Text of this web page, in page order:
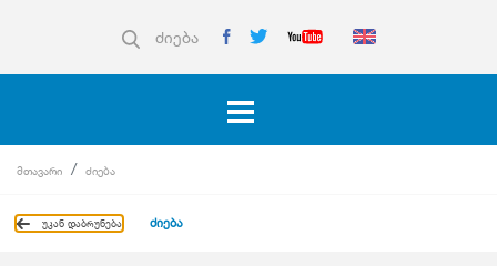
ძიება
მთავარი ძიება
უკან დაბრუნება ძიება